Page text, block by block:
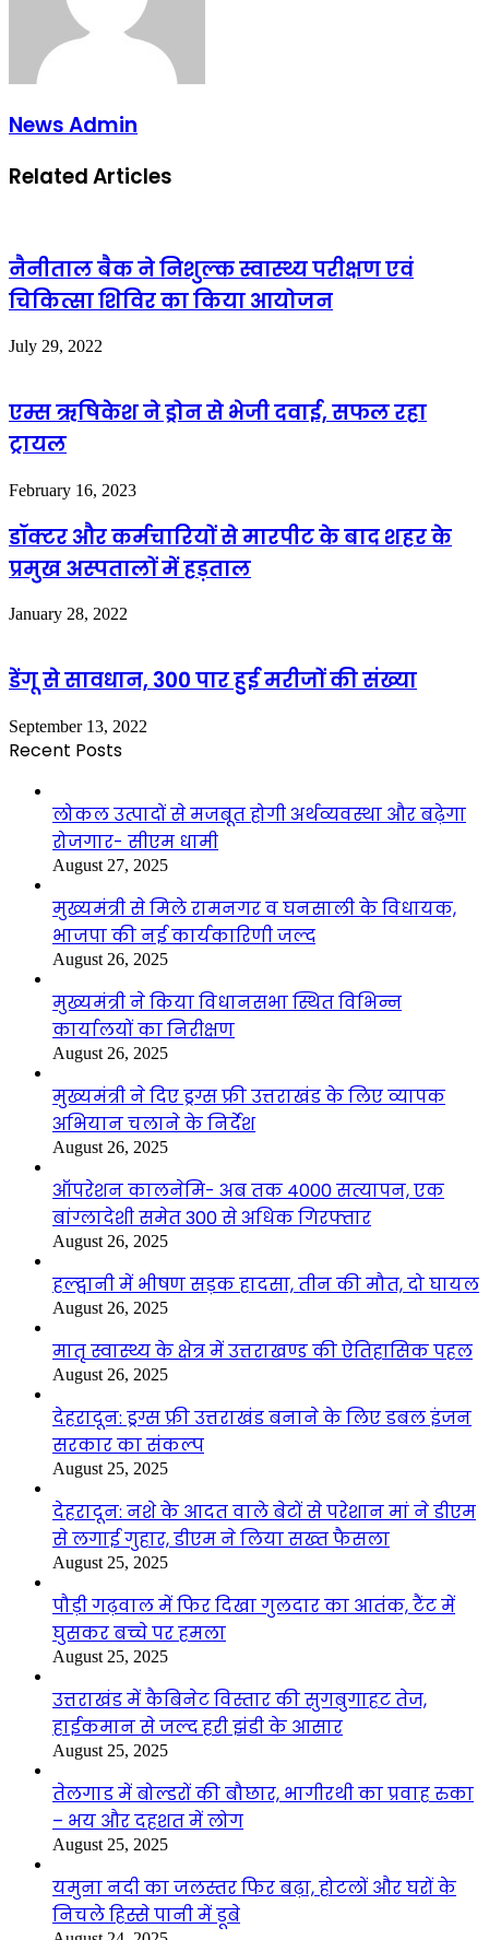
News Admin
Related Articles
नैनीताल बैक ने निशुल्क स्वास्थ्य परीक्षण एवं
चिकित्सा शिविर का किया आयोजन
July 29, 2022
एम्स ऋषिकेश ने ड्रोन से भेजी दवाई, सफल रहा
ट्रायल
February 16, 2023
डॉक्टर और कर्मचारियों से मारपीट के बाद शहर के
प्रमुख अस्पतालों में हड़ताल
January 28, 2022
डेंगू से सावधान, 300 पार हुई मरीजों की संख्या
September 13, 2022
Recent Posts
लोकल उत्पादों से मजबूत होगी अर्थव्यवस्था और बढ़ेगा
रोजगार- सीएम धामी
August 27, 2025
मुख्यमंत्री से मिले रामनगर व घनसाली के विधायक,
भाजपा की नई कार्यकारिणी जल्द
August 26, 2025
मुख्यमंत्री ने किया विधानसभा स्थित विभिन्न
कार्यालयों का निरीक्षण
August 26, 2025
मुख्यमंत्री ने दिए ड्रग्स फ्री उत्तराखंड के लिए व्यापक
अभियान चलाने के निर्देश
August 26, 2025
ऑपरेशन कालनेमि- अब तक 4000 सत्यापन, एक
बांग्लादेशी समेत 300 से अधिक गिरफ्तार
August 26, 2025
हल्द्वानी में भीषण सड़क हादसा, तीन की मौत, दो घायल
August 26, 2025
मातृ स्वास्थ्य के क्षेत्र में उत्तराखण्ड की ऐतिहासिक पहल
August 26, 2025
देहरादून: ड्रग्स फ्री उत्तराखंड बनाने के लिए डबल इंजन
सरकार का संकल्प
August 25, 2025
देहरादून: नशे के आदत वाले बेटों से परेशान मां ने डीएम
से लगाई गुहार, डीएम ने लिया सख्त फैसला
August 25, 2025
पौड़ी गढ़वाल में फिर दिखा गुलदार का आतंक, टैंट में
घुसकर बच्चे पर हमला
August 25, 2025
उत्तराखंड में कैबिनेट विस्तार की सुगबुगाहट तेज,
हाईकमान से जल्द हरी झंडी के आसार
August 25, 2025
तेलगाड में बोल्डरों की बौछार, भागीरथी का प्रवाह रुका
– भय और दहशत में लोग
August 25, 2025
यमुना नदी का जलस्तर फिर बढ़ा, होटलों और घरों के
निचले हिस्से पानी में डूबे